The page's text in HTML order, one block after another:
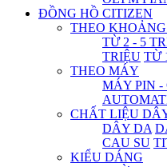
ĐỒNG HỒ CITIZEN
THEO
TỪ 2 - 5
TRIỆU TỪ
THEO MÁY
MÁY PIN -
CHẤT LIỆU
DÂY DA
CAU SU
KIỂU DÁNG